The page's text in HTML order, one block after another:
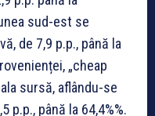
sud-est se
de 7,9 p.p., până la
„cheap
sursă, aflându-se
p.p., până la 64,4%%.